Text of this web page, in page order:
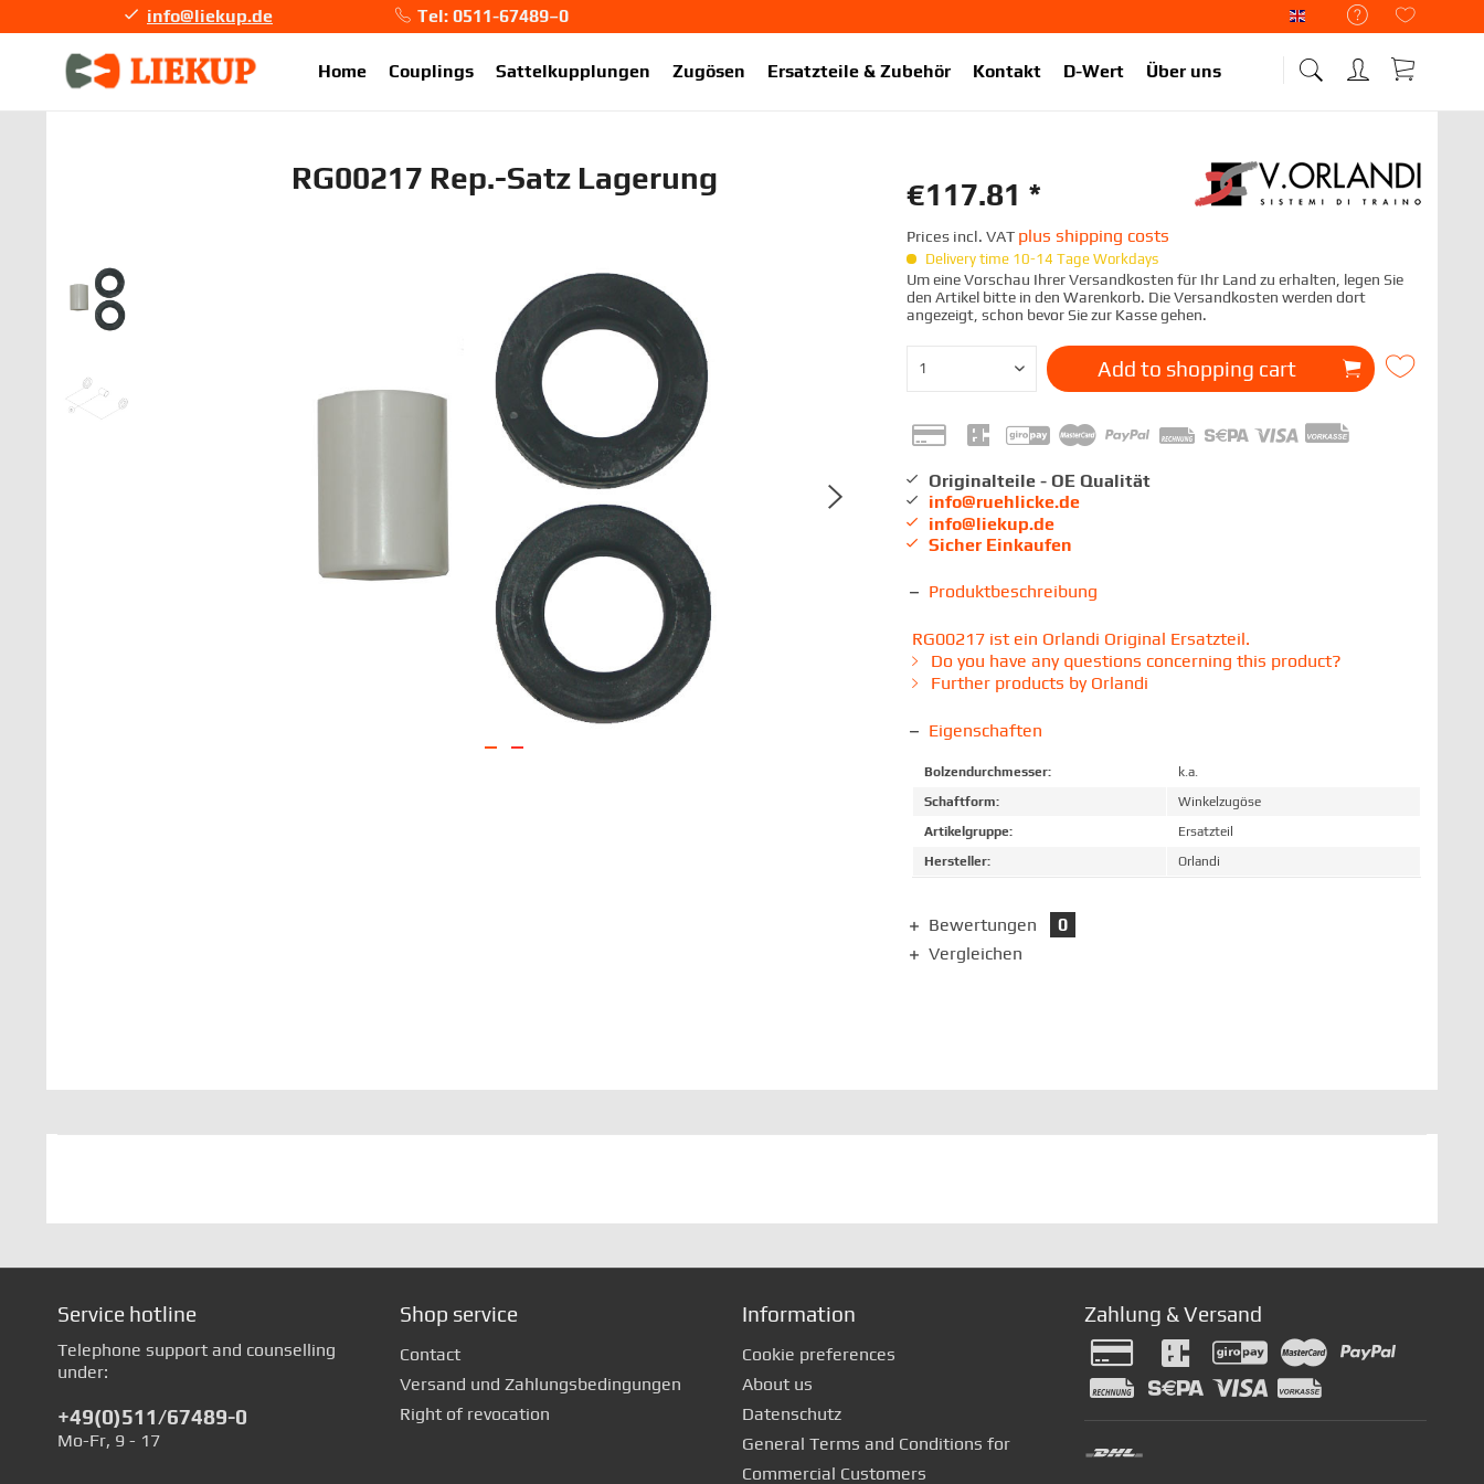
Liekup Englisch
info@liekup.de
Tel: 0511-67489–0
Home
Couplings Sattelkupplungen Zugösen Ersatzteile & Zubehör Kontakt D-Wert Über uns
RG00217 Rep.-Satz Lagerung €117.81 *
Prices incl. VAT plus shipping costs
Delivery time 10-14 Tage Workdays
Um eine Vorschau Ihrer Versandkosten für Ihr Land zu erhalten, legen Sie
den Artikel bitte in den Warenkorb. Die Versandkosten werden dort
angezeigt, schon bevor Sie zur Kasse gehen.
Add to shopping cart
Originalteile - OE Qualität
info@ruehlicke.de
info@liekup.de
Sicher Einkaufen
Produktbeschreibung
RG00217 ist ein Orlandi Original Ersatzteil.
Do you have any questions concerning this product?
Further products by Orlandi
Eigenschaften
Bolzendurchmesser:
k.a.
Schaftform:
Winkelzugöse
Artikelgruppe:
Ersatzteil
Hersteller:
Orlandi
Bewertungen
0
Vergleichen
Service hotline
Telephone support and counselling
under:
+49(0)511/67489-0
Mo-Fr, 9 - 17
Shop service
Contact
Versand und Zahlungsbedingungen
Right of revocation
Information
Cookie preferences
About us
Datenschutz
General Terms and Conditions for
Commercial Customers
Zahlung & Versand